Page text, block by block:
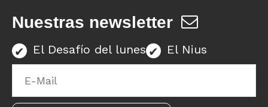
Nuestras newsletter
El Desafío del lunes El Nius